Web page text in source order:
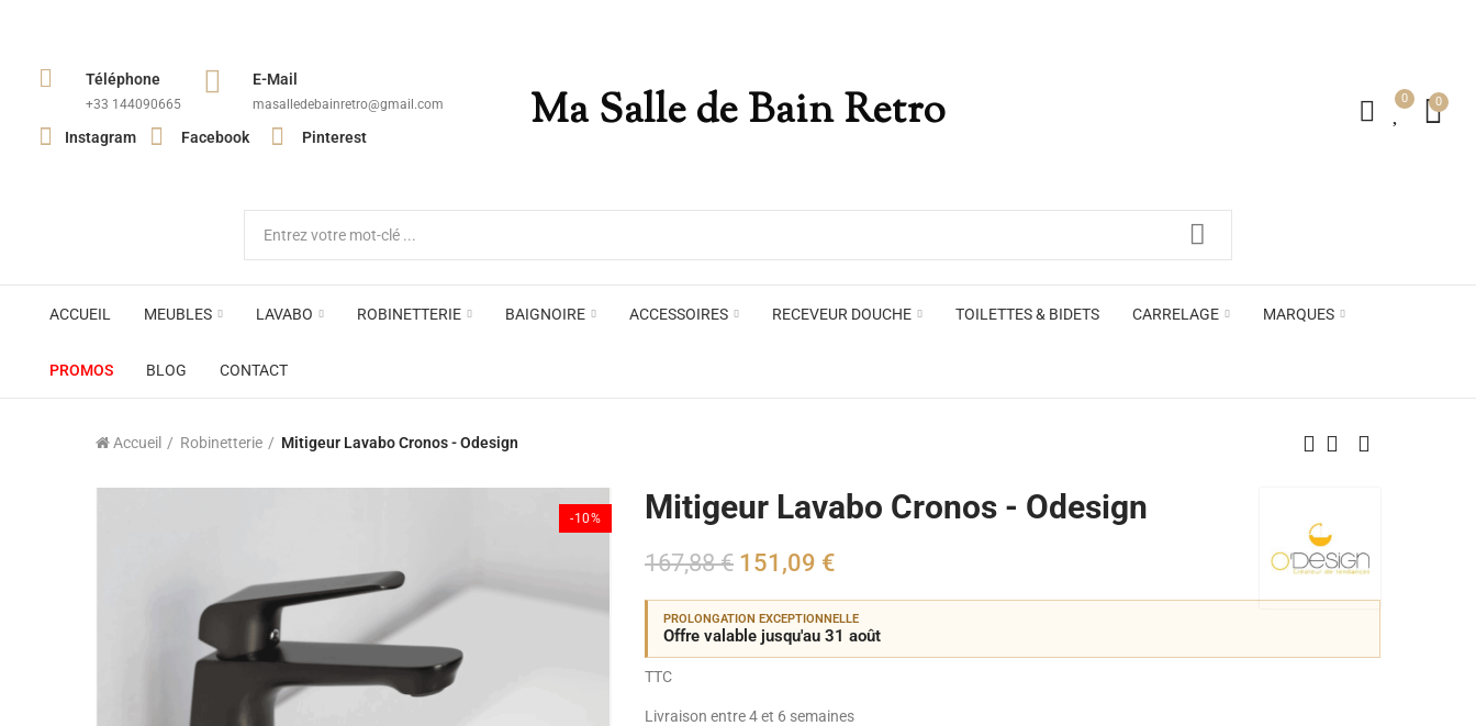
Téléphone
+33 144090665​
E-Mail
masalledebainretro@gmail.com
Instagram Facebook Pinterest Ma Salle de Bain Retro 0 0
ACCUEIL MEUBLES LAVABO ROBINETTERIE BAIGNOIRE ACCESSOIRES RECEVEUR DOUCHE TOILETTES & BIDETS CARRELAGE MARQUES
Voir toute la marque →
PROMOS BLOG CONTACT
Appliques murales Miroirs ACB
Accueil Robinetterie Mitigeur Lavabo Cronos - Odesign
-10% Mitigeur Lavabo Cronos - Odesign
167,88 € 151,09 €
PROLONGATION EXCEPTIONNELLE
Offre valable jusqu'au 31 août
TTC
Livraison entre 4 et 6 semaines